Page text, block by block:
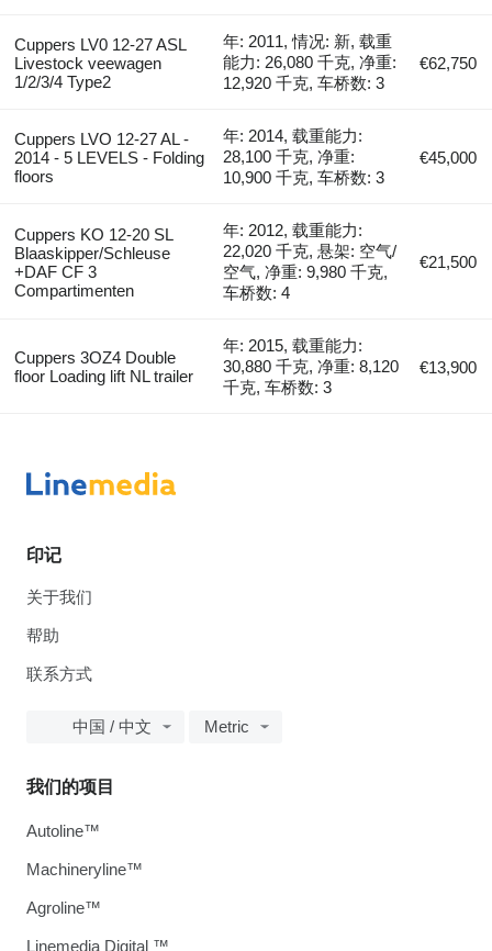
Cuppers LV0 12-27 ASL
Livestock veewagen
1/2/3/4 Type2
年: 2011, 情况: 新, 载重
能力: 26,080 千克, 净重:
12,920 千克, 车桥数: 3
€62,750
Cuppers LVO 12-27 AL -
2014 - 5 LEVELS - Folding
floors
年: 2014, 载重能力:
28,100 千克, 净重:
10,900 千克, 车桥数: 3
€45,000
Cuppers KO 12-20 SL
Blaaskipper/Schleuse
+DAF CF 3
Compartimenten
年: 2012, 载重能力:
22,020 千克, 悬架: 空气/
空气, 净重: 9,980 千克,
车桥数: 4
€21,500
Cuppers 3OZ4 Double
floor Loading lift NL trailer
年: 2015, 载重能力:
30,880 千克, 净重: 8,120
千克, 车桥数: 3
€13,900
印记
关于我们
帮助
联系方式
中国 / 中文 Metric
我们的项目
Autoline™
Machineryline™
Agroline™
Linemedia Digital ™